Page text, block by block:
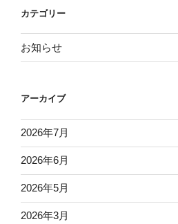
カテゴリー
お知らせ
アーカイブ
2026年7月
2026年6月
2026年5月
2026年3月